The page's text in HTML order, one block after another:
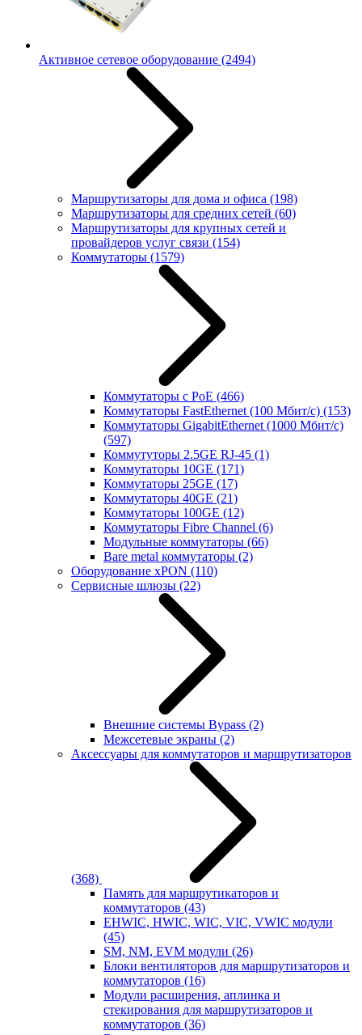
Активное сетевое оборудование (2494)
Маршрутизаторы для дома и офиса (198)
Маршрутизаторы для средних сетей (60)
Маршрутизаторы для крупных сетей и
провайдеров услуг связи (154)
Коммутаторы (1579)
Коммутаторы с PoE (466)
Коммутаторы FastEthernet (100 Мбит/с) (153)
Коммутаторы GigabitEthernet (1000 Мбит/с)
(597)
Коммутуторы 2.5GE RJ-45 (1)
Коммутаторы 10GE (171)
Коммутаторы 25GE (17)
Коммутаторы 40GE (21)
Коммутаторы 100GE (12)
Коммутаторы Fibre Channel (6)
Модульные коммутаторы (66)
Bare metal коммутаторы (2)
Оборудование xPON (110)
Сервисные шлюзы (22)
Внешние системы Bypass (2)
Межсетевые экраны (2)
Аксессуары для коммутаторов и маршрутизаторов
(368)
Память для маршрутикаторов и
коммутаторов (43)
EHWIC, HWIC, WIC, VIC, VWIC модули
(45)
SM, NM, EVM модули (26)
Блоки вентиляторов для маршрутизаторов и
коммутаторов (16)
Модули расширения, аплинка и
стекирования для маршрутизаторов и
коммутаторов (36)